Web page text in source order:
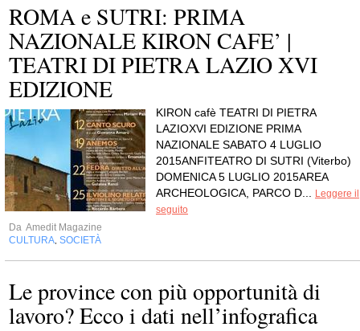
ROMA e SUTRI: PRIMA
NAZIONALE KIRON CAFE’ |
TEATRI DI PIETRA LAZIO XVI
EDIZIONE
KIRON cafè TEATRI DI PIETRA
LAZIOXVI EDIZIONE PRIMA
NAZIONALE SABATO 4 LUGLIO
2015ANFITEATRO DI SUTRI (Viterbo)
DOMENICA 5 LUGLIO 2015AREA
ARCHEOLOGICA, PARCO D...
Leggere il
seguito
Da Amedit Magazine
CULTURA SOCIETÀ
Le province con più opportunità di
lavoro? Ecco i dati nell’infografica